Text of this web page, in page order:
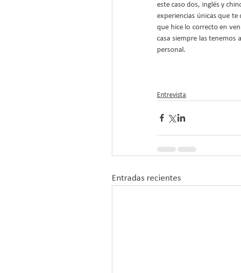
este caso dos, inglés y
experiencias únicas que
que hice lo correcto en
casa siempre las
personal.
Entrevista
Entradas recientes